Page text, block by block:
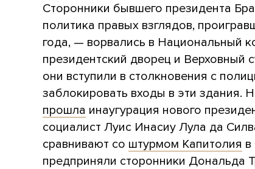
Сторонники бывшего президента
политика правых взглядов,
года, — ворвались в Национальный
президентский дворец и Верховный
они вступили в столкновения с
заблокировать входы в эти здания.
прошла инаугурация нового
социалист Луис Инасиу Лула да
сравнивают со штурмом Капитолия в
предприняли сторонники Дональда